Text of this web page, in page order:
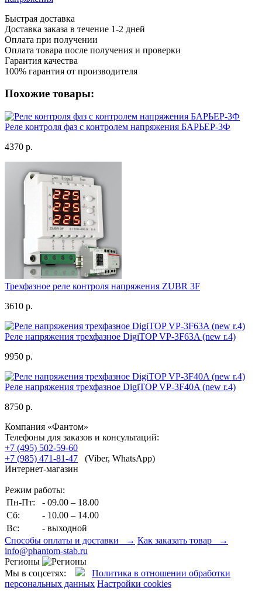
Быстрая доставка
Доставка заказа в течение 1-2 дней
Оплата при получении
Оплата товара после получения и проверки
Гарантия качества
100% гарантия от производителя
Похожие товары:
Реле контроля фаз с контролем напряжения БАРЬЕР-3Ф
4370 р.
Трехфазное реле контроля напряжения ZUBR 3F
3610 р.
Реле напряжения трехфазное DigiTOP VP-3F63A (new r.4)
9950 р.
Реле напряжения трехфазное DigiTOP VP-3F40A (new r.4)
8750 р.
Компания «Фантом»
Телефоны для заказов и консультаций:
+7 (495) 502-59-60
+7 (985) 471-81-47 (Viber, WhatsApp)
Интернет-магазин
Режим работы:
Пн-Пт:
- 09.00 – 18.00
Сб:
- 10.00 – 14.00
Вс:
- выходной
Способы оплаты и доставки → Как заказать товар →
info@phantom-stab.ru
Регионы
Мы в соцсетях:
Политика в отношении обработки
персональных данных Настройки cookies